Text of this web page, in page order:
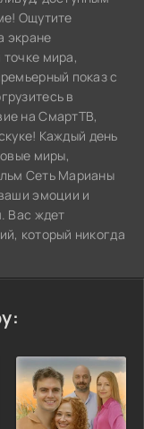
Ощутите
экране
мира,
показ с
в
на СмартТВ,
Каждый день
миры,
Сеть Марианы
эмоции и
Вас ждет
который никогда